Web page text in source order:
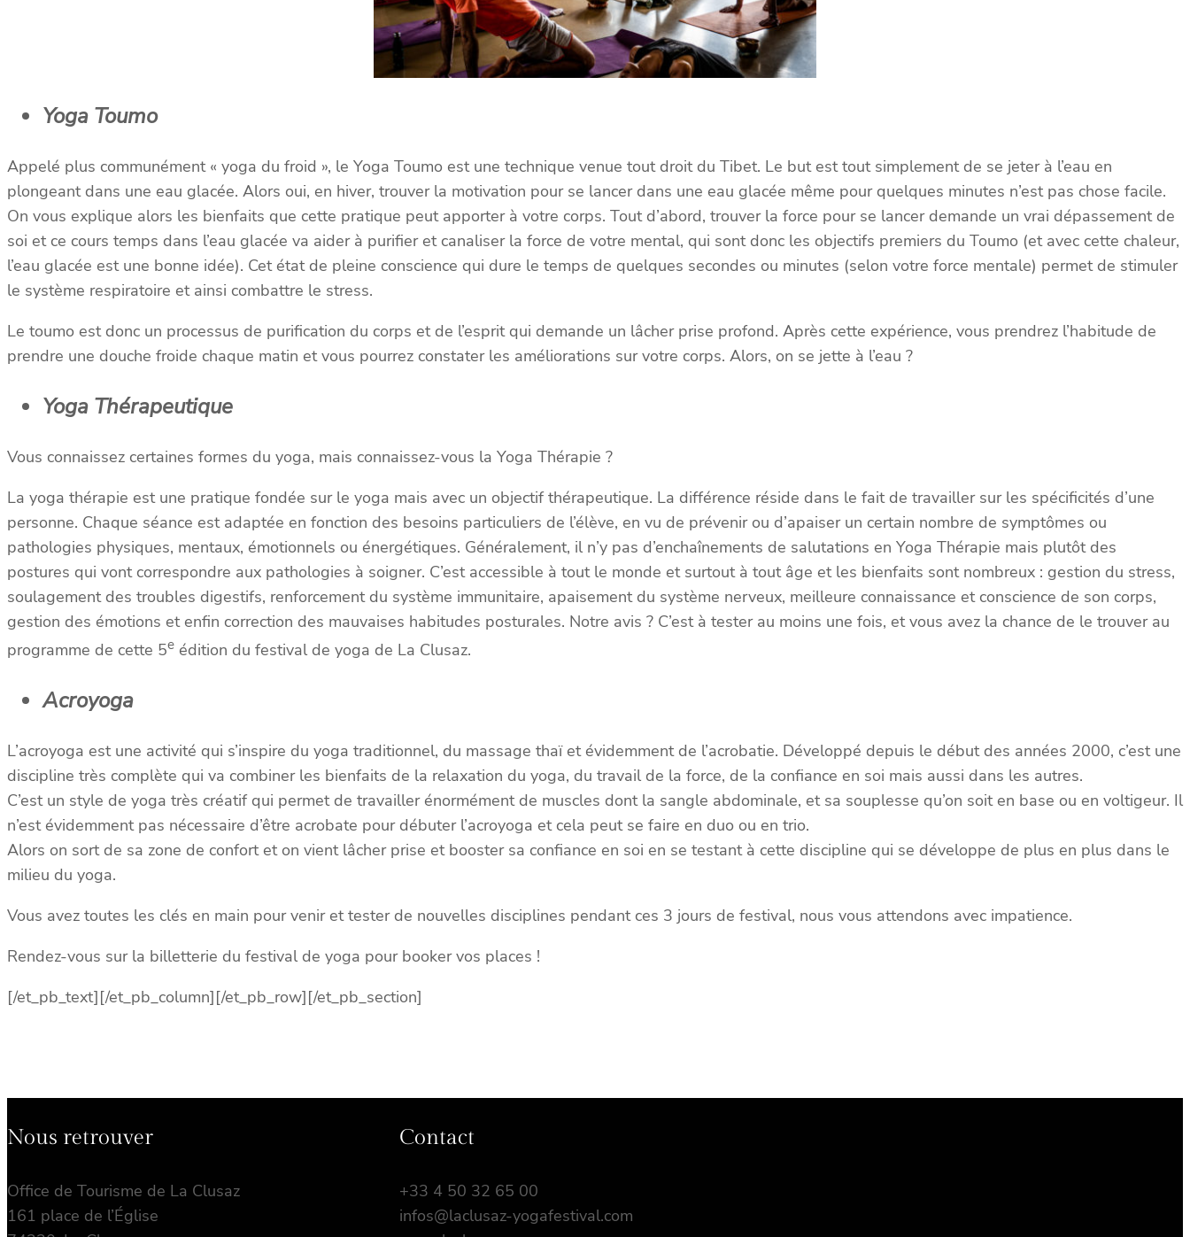
Yoga Toumo
Appelé plus communément « yoga du froid », le Yoga Toumo est une technique venue tout droit du Tibet. Le but est tout simplement de se jeter à l’eau en
plongeant dans une eau glacée. Alors oui, en hiver, trouver la motivation pour se lancer dans une eau glacée même pour quelques minutes n’est pas chose facile.
On vous explique alors les bienfaits que cette pratique peut apporter à votre corps. Tout d’abord, trouver la force pour se lancer demande un vrai dépassement de
soi et ce cours temps dans l’eau glacée va aider à purifier et canaliser la force de votre mental, qui sont donc les objectifs premiers du Toumo (et avec cette chaleur,
l’eau glacée est une bonne idée). Cet état de pleine conscience qui dure le temps de quelques secondes ou minutes (selon votre force mentale) permet de stimuler
le système respiratoire et ainsi combattre le stress.
Le toumo est donc un processus de purification du corps et de l’esprit qui demande un lâcher prise profond. Après cette expérience, vous prendrez l’habitude de
prendre une douche froide chaque matin et vous pourrez constater les améliorations sur votre corps. Alors, on se jette à l’eau ?
Yoga Thérapeutique
Vous connaissez certaines formes du yoga, mais connaissez-vous la Yoga Thérapie ?
La yoga thérapie est une pratique fondée sur le yoga mais avec un objectif thérapeutique. La différence réside dans le fait de travailler sur les spécificités d’une
personne. Chaque séance est adaptée en fonction des besoins particuliers de l’élève, en vu de prévenir ou d’apaiser un certain nombre de symptômes ou
pathologies physiques, mentaux, émotionnels ou énergétiques. Généralement, il n’y pas d’enchaînements de salutations en Yoga Thérapie mais plutôt des
postures qui vont correspondre aux pathologies à soigner. C’est accessible à tout le monde et surtout à tout âge et les bienfaits sont nombreux : gestion du stress,
soulagement des troubles digestifs, renforcement du système immunitaire, apaisement du système nerveux, meilleure connaissance et conscience de son corps,
gestion des émotions et enfin correction des mauvaises habitudes posturales. Notre avis ? C’est à tester au moins une fois, et vous avez la chance de le trouver au
programme de cette 5e édition du festival de yoga de La Clusaz.
Acroyoga
L’acroyoga est une activité qui s’inspire du yoga traditionnel, du massage thaï et évidemment de l’acrobatie. Développé depuis le début des années 2000, c’est une
discipline très complète qui va combiner les bienfaits de la relaxation du yoga, du travail de la force, de la confiance en soi mais aussi dans les autres.
C’est un style de yoga très créatif qui permet de travailler énormément de muscles dont la sangle abdominale, et sa souplesse qu’on soit en base ou en voltigeur. Il
n’est évidemment pas nécessaire d’être acrobate pour débuter l’acroyoga et cela peut se faire en duo ou en trio.
Alors on sort de sa zone de confort et on vient lâcher prise et booster sa confiance en soi en se testant à cette discipline qui se développe de plus en plus dans le
milieu du yoga.
Vous avez toutes les clés en main pour venir et tester de nouvelles disciplines pendant ces 3 jours de festival, nous vous attendons avec impatience.
Rendez-vous sur la billetterie du festival de yoga pour booker vos places !
[/et_pb_text][/et_pb_column][/et_pb_row][/et_pb_section]
Nous retrouver
Office de Tourisme de La Clusaz
161 place de l’Église
Contact
+33 4 50 32 65 00
infos@laclusaz-yogafestival.com